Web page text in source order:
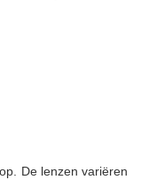
De lenzen variëren